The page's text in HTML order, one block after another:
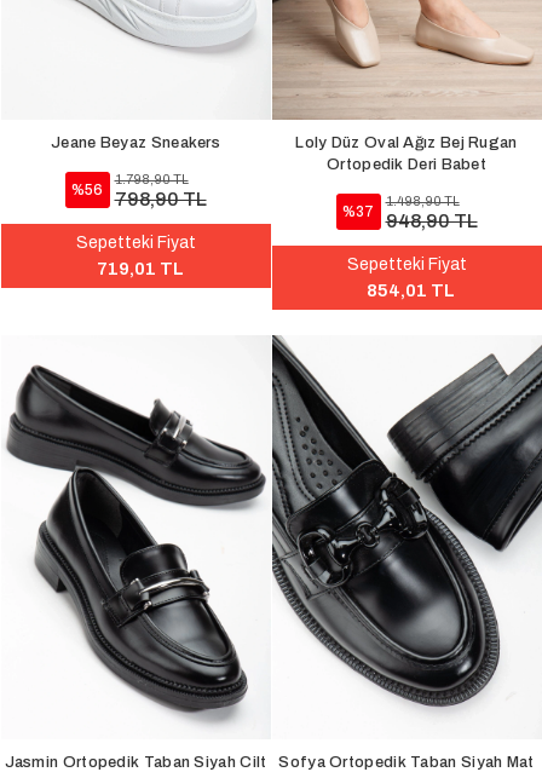
Jeane Beyaz Sneakers
%56
1.798,90 TL
798,90 TL
Sepetteki Fiyat
719,01 TL
Loly Düz Oval Ağız Bej Rugan
Ortopedik Deri Babet
%37
1.498,90 TL
948,90 TL
Sepetteki Fiyat
854,01 TL
Jasmin Ortopedik Taban Siyah Cilt
Sofya Ortopedik Taban Siyah Mat